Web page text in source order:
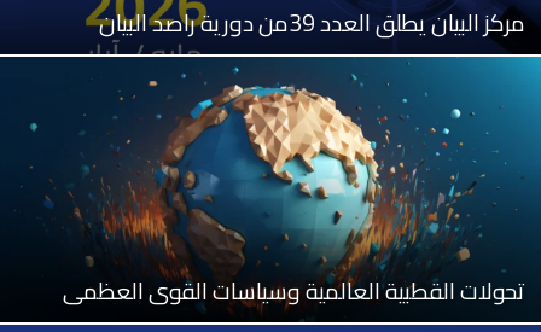
مركز البيان يطلق العدد 39من دورية راصد البيان
تحولات القطبية العالمية وسياسات القوى العظمى